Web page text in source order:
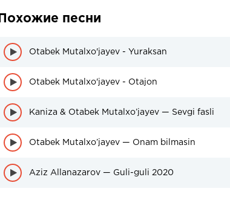
Похожие песни
Otabek Mutalxo'jayev - Yuraksan
Otabek Mutalxo'jayev - Otajon
Kaniza & Otabek Mutalxo’jayev — Sevgi fasli
Otabek Mutalxo’jayev — Onam bilmasin
Aziz Allanazarov — Guli-guli 2020